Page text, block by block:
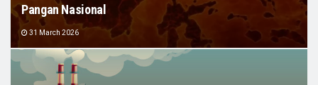
Pangan Nasional
31 March 2026